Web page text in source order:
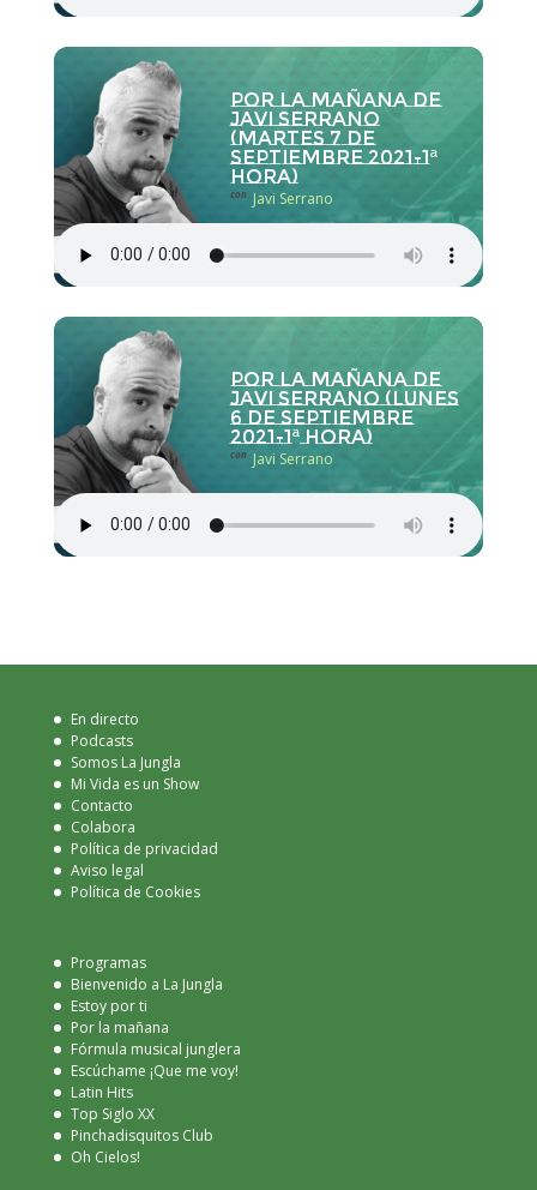
Por la Mañana de
Javi Serrano
(martes 7 de
septiembre 2021-1ª
hora)
con Javi Serrano
Por la Mañana de
Javi Serrano (lunes
6 de septiembre
2021-1ª hora)
con Javi Serrano
En directo
Podcasts
Somos La Jungla
Mi Vida es un Show
Contacto
Colabora
Política de privacidad
Aviso legal
Política de Cookies
Programas
Bienvenido a La Jungla
Estoy por ti
Por la mañana
Fórmula musical junglera
Escúchame ¡Que me voy!
Latin Hits
Top Siglo XX
Pinchadisquitos Club
Oh Cielos!